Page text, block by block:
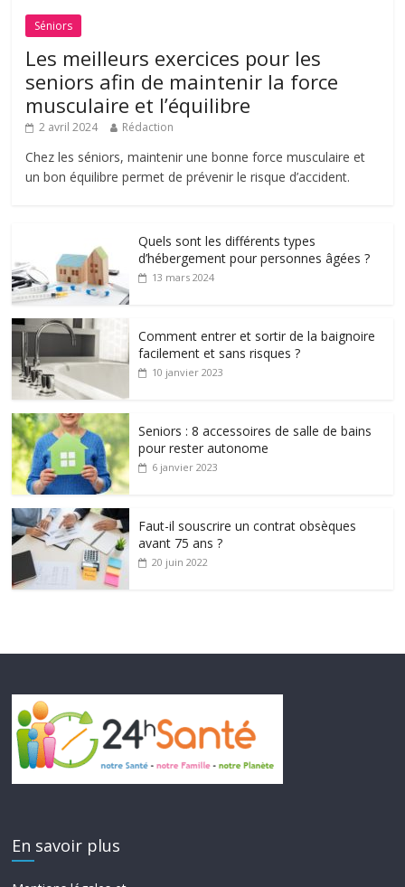
Séniors
Les meilleurs exercices pour les
seniors afin de maintenir la force
musculaire et l’équilibre
2 avril 2024 Rédaction
Chez les séniors, maintenir une bonne force musculaire et
un bon équilibre permet de prévenir le risque d’accident.
Quels sont les différents types
d’hébergement pour personnes âgées ?
13 mars 2024
Comment entrer et sortir de la baignoire
facilement et sans risques ?
10 janvier 2023
Seniors : 8 accessoires de salle de bains
pour rester autonome
6 janvier 2023
Faut-il souscrire un contrat obsèques
avant 75 ans ?
20 juin 2022
En savoir plus